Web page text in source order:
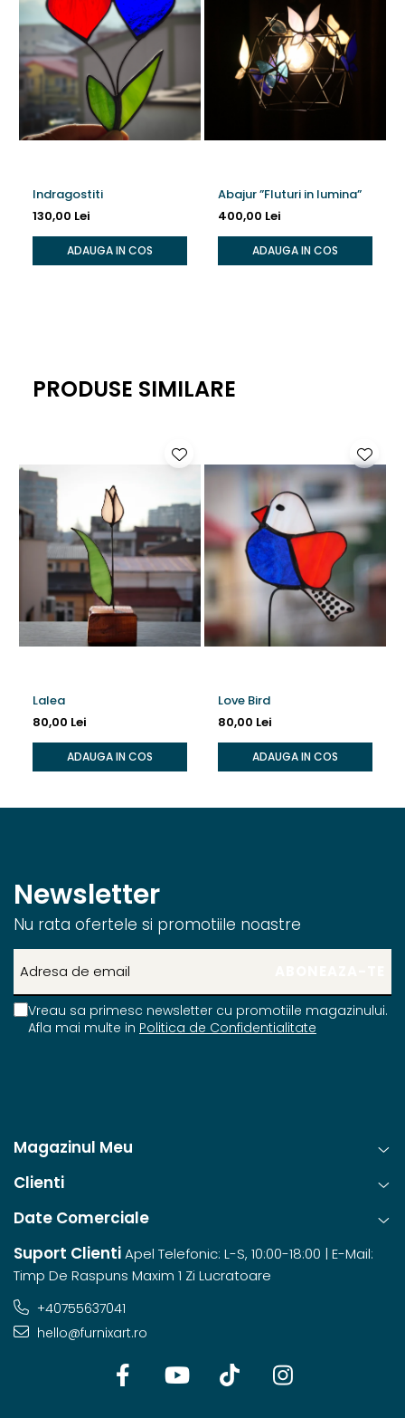
Indragostiti
130,00 Lei
ADAUGA IN COS
Abajur ”Fluturi in lumina”
400,00 Lei
ADAUGA IN COS
PRODUSE SIMILARE
Lalea
80,00 Lei
ADAUGA IN COS
Love Bird
80,00 Lei
ADAUGA IN COS
Newsletter
Nu rata ofertele si promotiile noastre
Vreau sa primesc newsletter cu promotiile magazinului.
Afla mai multe in Politica de Confidentialitate
Magazinul Meu
Clienti
Date Comerciale
Suport ClientiApel Telefonic: L-S, 10:00-18:00 | E-Mail:
Timp De Raspuns Maxim 1 Zi Lucratoare
+40755637041
hello@furnixart.ro